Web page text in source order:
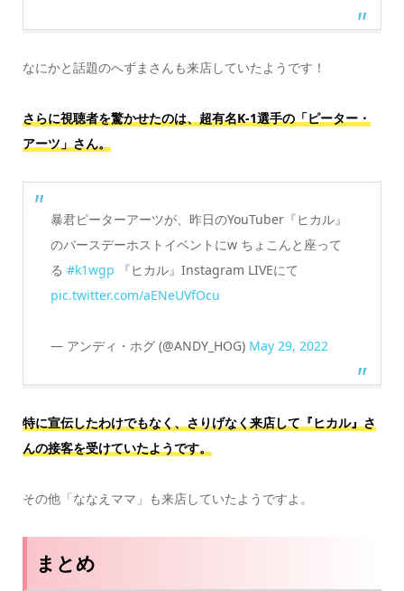
なにかと話題のへずまさんも来店していたようです！
さらに視聴者を驚かせたのは、超有名K-1選手の「ピーター・
アーツ」さん。
暴君ピーターアーツが、昨日のYouTuber『ヒカル』
のバースデーホストイベントにw ちょこんと座って
る #k1wgp 『ヒカル』Instagram LIVEにて
pic.twitter.com/aENeUVfOcu
— アンディ・ホグ (@ANDY_HOG) May 29, 2022
特に宣伝したわけでもなく、さりげなく来店して『ヒカル』さ
んの接客を受けていたようです。
その他「ななえママ」も来店していたようですよ。
まとめ